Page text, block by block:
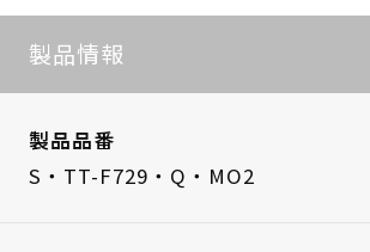
製品情報
製品品番
S・TT-F729・Q・MO2